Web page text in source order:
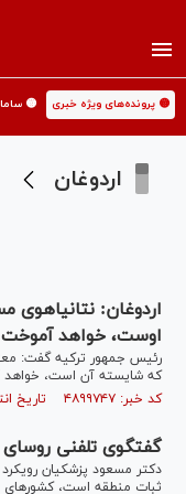
🟡 پرونده‌های ویژه خبری 🟡
اردوغان
اردوغان:
اوست، خواهد آموخت
رئیس جمهور ترکیه گفت:
که شایسته آن است، خواهد
کد خبر: ۴۸۹۹۷۴۷ تاریخ انتشار : ۱۴۰۵/۰۳/۰۶
گفتگوی تلفنی روسای
دکتر مسعود پزشکیان
ثبات منطقه است، کشور‌های